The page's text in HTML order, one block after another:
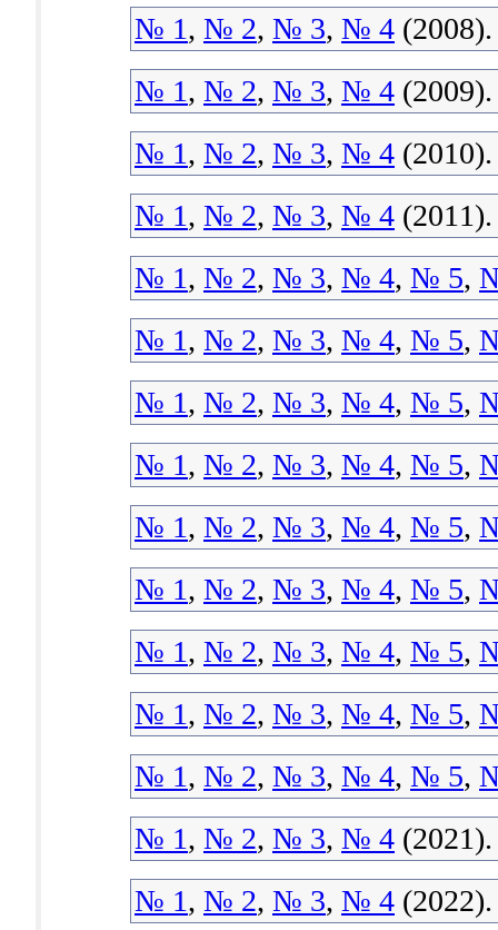
№ 1, № 2, № 3, № 4 (2008).
№ 1, № 2, № 3, № 4 (2009).
№ 1, № 2, № 3, № 4 (2010).
№ 1, № 2, № 3, № 4 (2011).
№ 1, № 2, № 3, № 4, № 5,
№ 1, № 2, № 3, № 4, № 5,
№ 1, № 2, № 3, № 4, № 5,
№ 1, № 2, № 3, № 4, № 5,
№ 1, № 2, № 3, № 4, № 5,
№ 1, № 2, № 3, № 4, № 5,
№ 1, № 2, № 3, № 4, № 5,
№ 1, № 2, № 3, № 4, № 5,
№ 1, № 2, № 3, № 4, № 5,
№ 1, № 2, № 3, № 4 (2021).
№ 1, № 2, № 3, № 4 (2022).